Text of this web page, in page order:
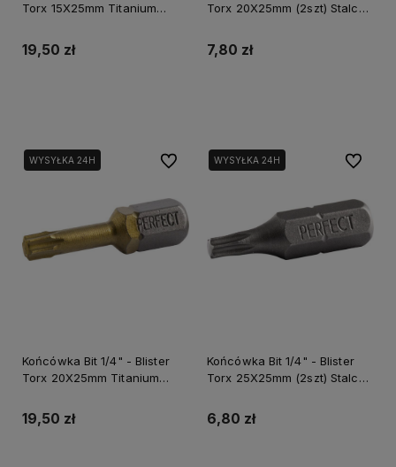
Torx 15X25mm Titanium
66405
19,50 zł
Torx 20X25mm (2szt) Stalco
7,80 zł
WYSYŁKA 24H
Końcówka Bit 1/4" - Blister
Torx 20X25mm Titanium
66407
19,50 zł
Do ulubionychWYSYŁKA 24H
Końcówka Bit 1/4" - Blister
Torx 25X25mm (2szt) Stalco
6,80 zł
Do